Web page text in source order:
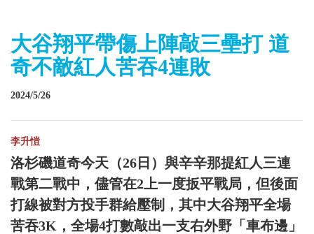
大谷翔平帶傷上陣敲三壘打 道
奇不敵紅人苦吞4連敗
2024/5/26
李升愷
洛杉磯道奇今天（26日）與辛辛那提紅人三連
戰第二戰中，儘管在2上一度扳平戰局，但後面
打線被對方投手群給壓制，其中大谷翔平全場
苦吞3K，全場4打數敲出一支右外野「車布邊」